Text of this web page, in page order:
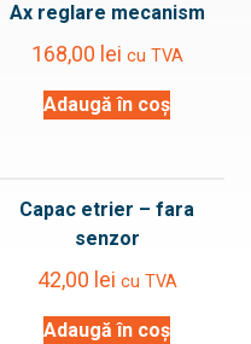
Ax reglare mecanism
168,00 lei cu TVA
Adaugă în coș
Capac etrier – fara
senzor
42,00 lei cu TVA
Adaugă în coș